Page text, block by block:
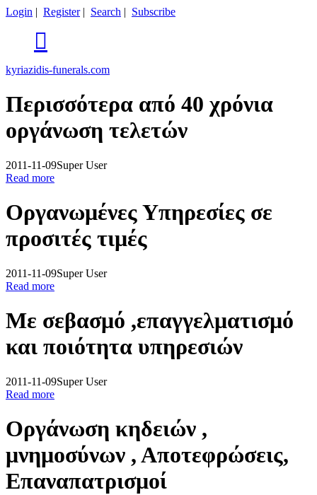
Login | Register| Search | Subscribe

kyriazidis-funerals.com
Περισσότερα από 40 χρόνια
οργάνωση τελετών
2011-11-09Super User
Read more
Οργανωμένες Υπηρεσίες σε
προσιτές τιμές
2011-11-09Super User
Read more
Με σεβασμό ,επαγγελματισμό
και ποιότητα υπηρεσιών
2011-11-09Super User
Read more
Οργάνωση κηδειών ,
μνημοσύνων , Αποτεφρώσεις,
Επαναπατρισμοί